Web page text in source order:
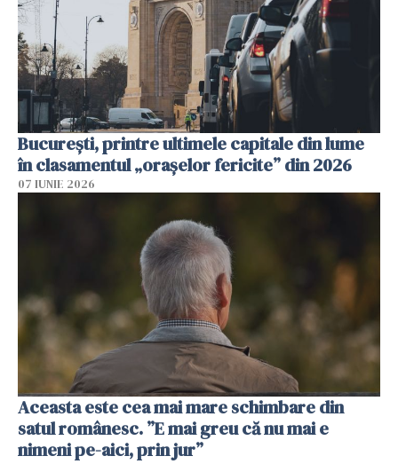
București, printre ultimele capitale din lume
în clasamentul „orașelor fericite” din 2026
07 IUNIE 2026
Aceasta este cea mai mare schimbare din
satul românesc. ”E mai greu că nu mai e
nimeni pe-aici, prin jur”